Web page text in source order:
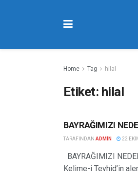
Home Tag hilal
Etiket: hilal
FIIL YAZILARI
BAYRAĞIMIZI
TARAFINDAN ADMIN 22
BAYRAĞIMIZI
Kelime-i Tevhid’in